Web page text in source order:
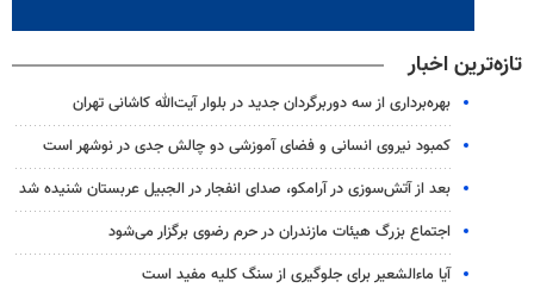
تازه‌ترین اخبار
بهره‌برداری از سه دوربرگردان جدید در بلوار آیت‌الله کاشانی تهران
کمبود نیروی انسانی و فضای آموزشی دو چالش جدی در نوشهر است
بعد از آتش‌سوزی در آرامکو، صدای انفجار در الجبیل عربستان شنیده شد
اجتماع بزرگ هیئات مازندران در حرم رضوی برگزار می‌شود
آیا ماءالشعیر برای جلوگیری از سنگ کلیه مفید است